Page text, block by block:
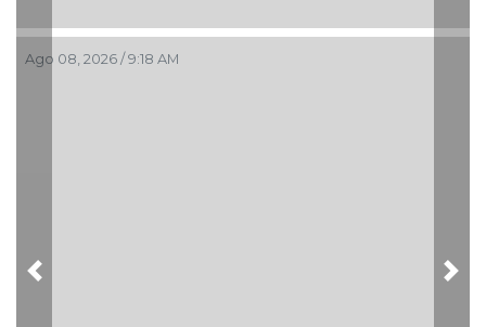
Ago 08, 2026 / 7:00 AM
Previous